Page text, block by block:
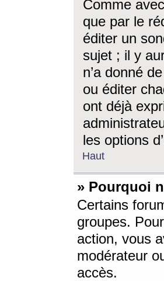
Comme
que par le
éditer un
sujet ; il y
n’a donné
ou éditer
ont déjà
les options
Haut
» Pourquoi
Certains
groupes.
action, vous
modérateur
accès.